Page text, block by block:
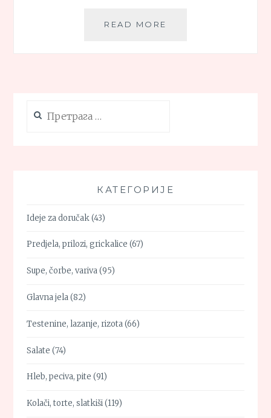
READ MORE
за:
КАТЕГОРИЈЕ
Ideje za doručak(43)
Predjela, prilozi, grickalice (67)
Supe, čorbe, variva(95)
Glavna jela(82)
Testenine, lazanje, rizota(66)
Salate (74)
Hleb, peciva, pite (91)
Kolači, torte, slatkiši(119)